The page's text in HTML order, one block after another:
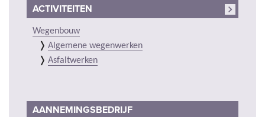
ACTIVITEITEN
Wegenbouw
Algemene wegenwerken
Asfaltwerken
AANNEMINGSBEDRIJF